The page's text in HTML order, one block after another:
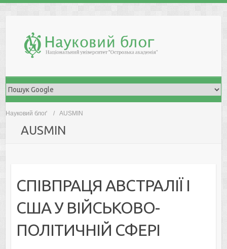
Науковий блоґ AUSMIN
AUSMIN
СПІВПРАЦЯ АВСТРАЛІЇ І
США У ВІЙСЬКОВО-
ПОЛІТИЧНІЙ СФЕРІ